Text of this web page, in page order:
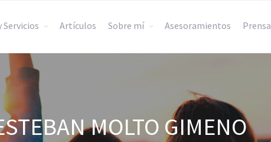
Servicios Artículos Sobre mí Asesoramientos Prensa
MOLTO GIMENO